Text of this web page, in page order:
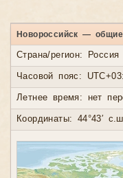
Новороссийск —
Страна/регион:
Часовой пояс:
Летнее время: нет
Координаты: 44°43′